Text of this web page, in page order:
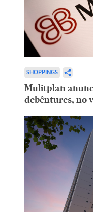
SHOPPINGS
Mulitplan
debêntures, no